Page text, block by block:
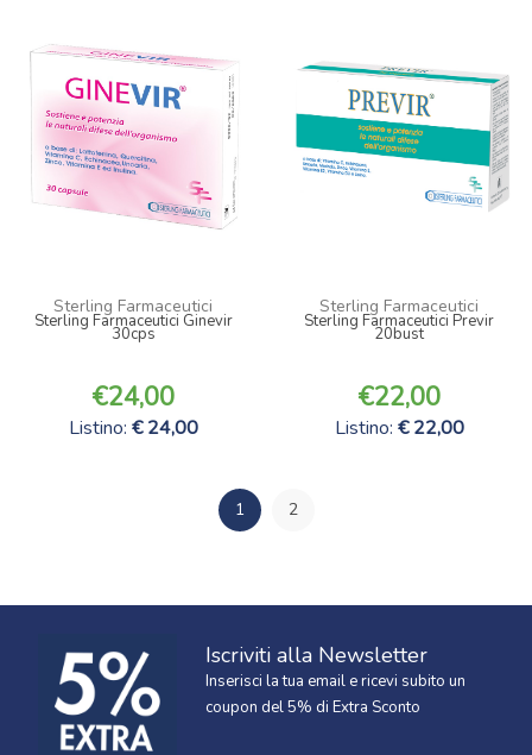
Sterling Farmaceutici
Sterling Farmaceutici Ginevir
30cps
24,00
Listino: 24,00
Sterling Farmaceutici
Sterling Farmaceutici Previr
20bust
22,00
Listino: 22,00
1 2
Iscriviti alla Newsletter
Inserisci la tua email e ricevi subito un
coupon del 5% di Extra Sconto